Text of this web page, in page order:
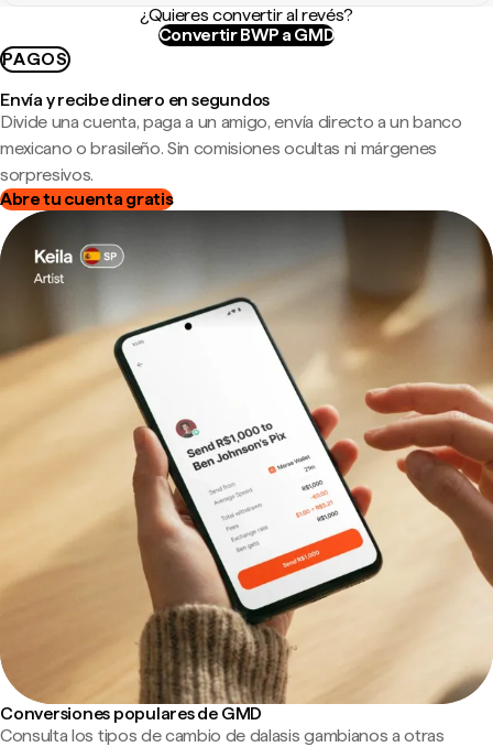
¿Quieres convertir al revés?
Convertir BWP a GMD
PAGOS
Envía y recibe dinero en segundos
Divide una cuenta, paga a un amigo, envía directo a un banco
mexicano o brasileño. Sin comisiones ocultas ni márgenes
sorpresivos.
Abre tu cuenta gratis
Conversiones populares de GMD
Consulta los tipos de cambio de dalasis gambianos a otras